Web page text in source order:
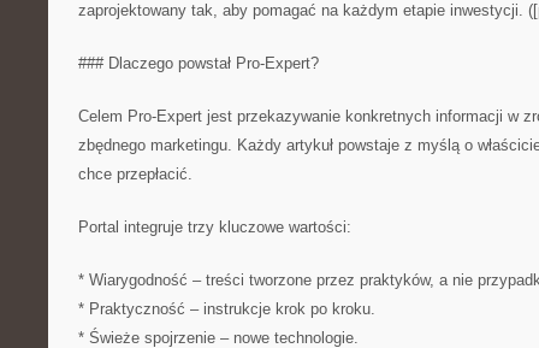
zaprojektowany tak, aby pomagać na każdym etapie inwestycji.
### Dlaczego powstał Pro-Expert?
Celem Pro-Expert jest przekazywanie konkretnych informacji w
zbędnego marketingu. Każdy artykuł powstaje z myślą o
chce przepłacić.
Portal integruje trzy kluczowe wartości:
* Wiarygodność – treści tworzone przez praktyków, a nie
* Praktyczność – instrukcje krok po kroku.
* Świeże spojrzenie – nowe technologie.